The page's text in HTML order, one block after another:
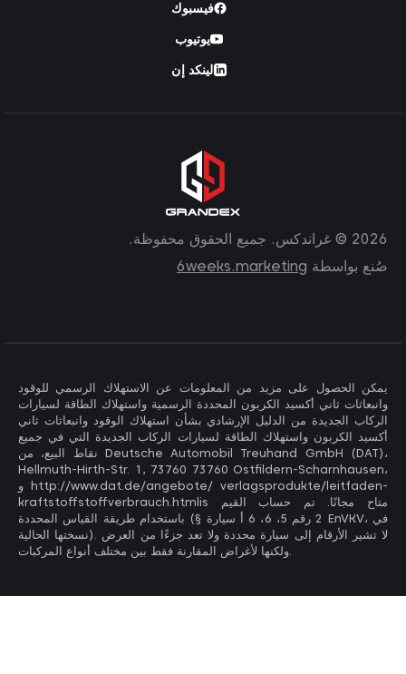
فيسبوك
يوتيوب
لينكد إن
2026 © غراندكس. جميع الحقوق محفوظة.
صُنع بواسطة 6weeks.marketing
يمكن الحصول على مزيد من المعلومات عن الاستهلاك الرسمي للوقود
وانبعاثات ثاني أكسيد الكربون المحددة الرسمية واستهلاك الطاقة لسيارات
الركاب الجديدة من الدليل الإرشادي بشأن استهلاك الوقود وانبعاثات ثاني
أكسيد الكربون واستهلاك الطاقة لسيارات الركاب الجديدة التي في جميع
نقاط البيع، من Deutsche Automobil Treuhand GmbH (DAT)،
Hellmuth-Hirth-Str. 1, 73760 73760 Ostfildern-Scharnhausen،
و http://www.dat.de/angebote/ verlagsprodukte/leitfaden-
kraftstoffstoffverbrauch.htmlis متاح مجانًا. تم حساب القيم
باستخدام طريقة القياس المحددة (§ 2 رقم 5، 6، 6 أ سيارة EnVKV، في
نسختها الحالية). لا تشير الأرقام إلى سيارة محددة ولا تعد جزءًا من العرض
ولكنها لأغراض المقارنة فقط بين مختلف أنواع المركبات.